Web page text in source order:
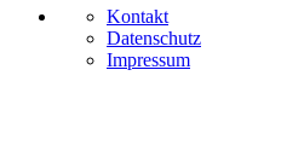
Kontakt
Datenschutz
Impressum